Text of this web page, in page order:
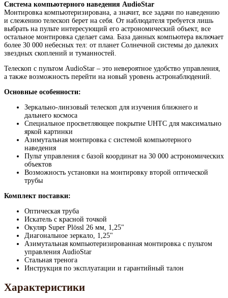
Система компьютерного наведения AudioStar
Монтировка компьютеризирована, а значит, все задачи по наведению
и слежению телескоп берет на себя. От наблюдателя требуется лишь
выбрать на пульте интересующий его астрономический объект, все
остальное монтировка сделает сама. База данных компьютера включает
более 30 000 небесных тел: от планет Солнечной системы до далеких
звездных скоплений и туманностей.
Телескоп с пультом AudioStar – это невероятное удобство управления,
а также возможность перейти на новый уровень астронаблюдений.
Основные особенности:
Зеркально-линзовый телескоп для изучения ближнего и
дальнего космоса
Специальное просветляющее покрытие UHTC для максимально
яркой картинки
Азимутальная монтировка с системой компьютерного
наведения
Пульт управления с базой координат на 30 000 астрономических
объектов
Возможность установки на монтировку второй оптической
трубы
Комплект поставки:
Оптическая труба
Искатель с красной точкой
Окуляр Super Plössl 26 мм, 1,25"
Диагональное зеркало, 1,25"
Азимутальная компьютеризированная монтировка с пультом
управления AudioStar
Стальная тренога
Инструкция по эксплуатации и гарантийный талон
Характеристики